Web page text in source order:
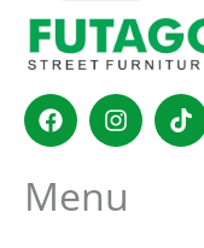
Facebook
Menu